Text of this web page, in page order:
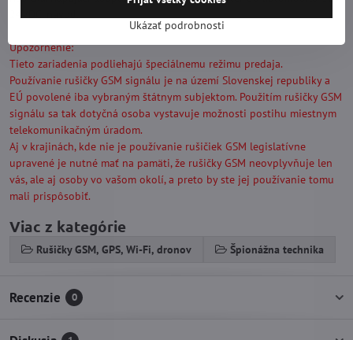
Upozornenie:
Tieto zariadenia podliehajú špeciálnemu režimu predaja.
Používanie rušičky GSM signálu je na území Slovenskej republiky a
EÚ povolené iba vybraným štátnym subjektom. Použitím rušičky GSM
signálu sa tak dotyčná osoba vystavuje možnosti postihu miestnym
telekomunikačným úradom.
Aj v krajinách, kde nie je používanie rušičiek GSM legislatívne
upravené je nutné mať na pamäti, že rušičky GSM neovplyvňuje len
vás, ale aj osoby vo vašom okolí, a preto by ste jej používanie tomu
mali prispôsobiť.
Viac z kategórie
Rušičky GSM, GPS, Wi-Fi, dronov Špionážna technika
Recenzie 0
Ukázať podrobnosti